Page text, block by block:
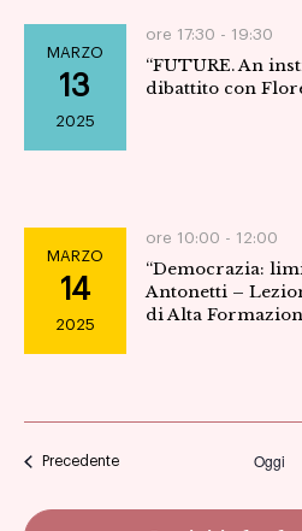
MARZO
13
2025
ore 17:30 - 19:30
“FUTURE. An
dibattito con
MARZO
14
2025
ore 10:00 - 12:00
“Democrazia:
Antonetti –
di Alta
PrecedenteEventi Oggi